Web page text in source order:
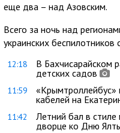
еще два – над Азовским.
Всего за ночь над
украинских беспилотников
12:18
В Бахчисарайском
детских садов
11:59
«Крымтроллейбус»
кабелей на
11:42
Летний бал в
дворце ко Дню